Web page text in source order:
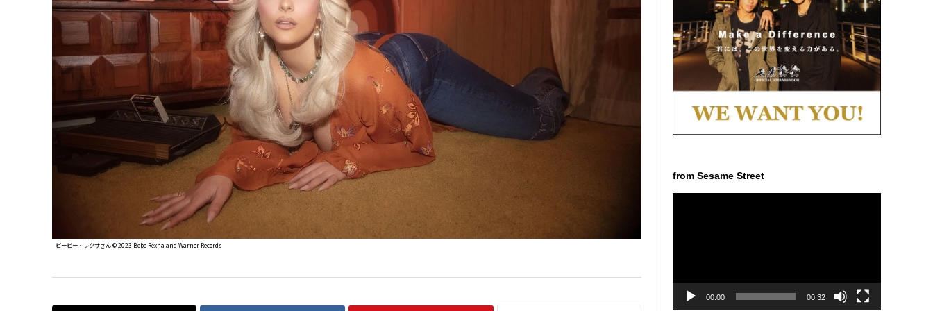
ビービー・レクサさん ©︎ 2023 Bebe Rexha and Warner Records
from Sesame Street
00:00 00:32